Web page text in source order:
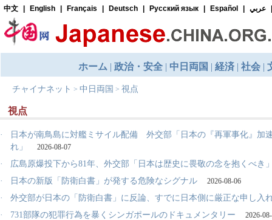
チャイナネット > 中日両国 > 視点
視点
·
日本が南鳥島に対艦ミサイル配備 外交部「日本の『再軍事化』加
れ」
2026-08-07
·
広島原爆投下から81年、外交部「日本は歴史に畏敬の念を抱くべき
·
日本の新版「防衛白書」が発する危険なシグナル 2026-08-06
·
外交部が日本の「防衛白書」に反論、すでに日本側に厳正な申し入
·
731部隊の犯罪行為を暴くシンガポールのドキュメンタリー 2026-